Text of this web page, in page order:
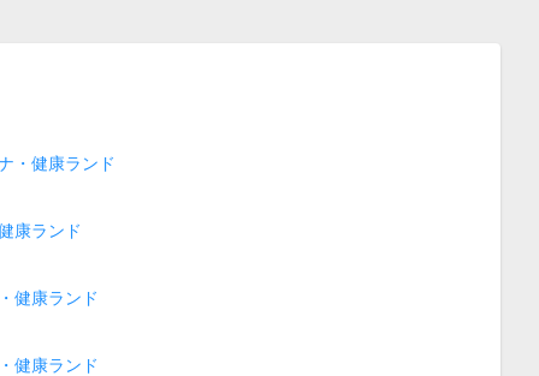
・健康ランド
康ランド
健康ランド
健康ランド